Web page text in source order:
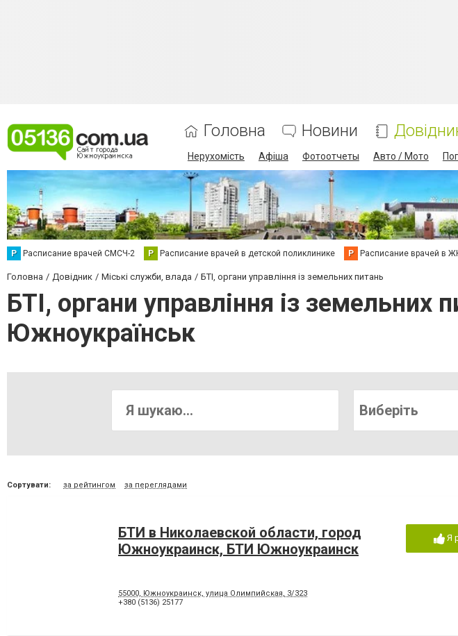
Головна Новини
Нерухомість Афіша Фотоотчеты Авто / Мото
Р Расписание врачей СМСЧ-2 Р Расписание врачей в детской поликлинике Р Расписание врачей в
Головна Довідник Міські служби, влада БТІ, органи управління із земельних питань
БТІ, органи управління із земельних
Южноукраїнськ
Виберіть
Сортувати: за рейтингом за переглядами
БТИ в Николаевской области, город
Южноукраинск, БТИ Южноукраинск
55000, Южноукраинск, улица Олимпийская, 3/323
+380 (5136) 25177
Я